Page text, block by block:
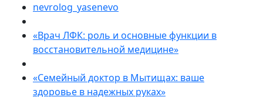
nevrolog_yasenevo
«Врач ЛФК: роль и основные функции в
восстановительной медицине»
«Семейный доктор в Мытищах: ваше
здоровье в надежных руках»